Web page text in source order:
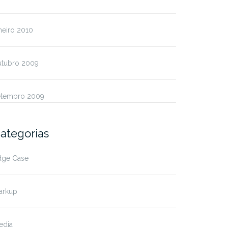
2010
2009
2009
Case